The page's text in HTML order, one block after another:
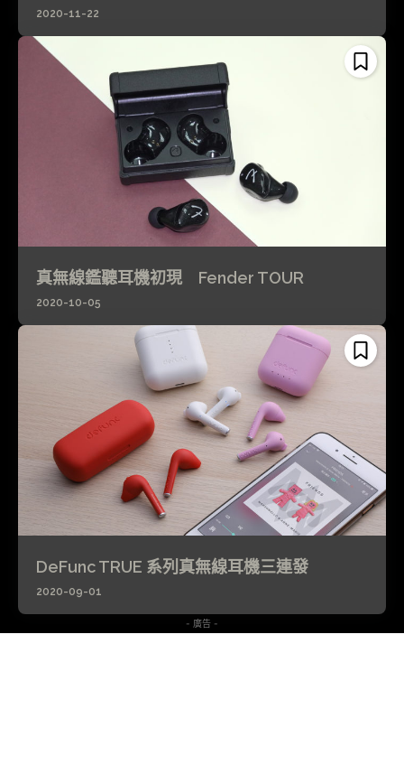
2020-11-22
真無線鑑聽耳機初現 Fender TOUR
2020-10-05
DeFunc TRUE 系列真無線耳機三連發
2020-09-01
- 廣告 -